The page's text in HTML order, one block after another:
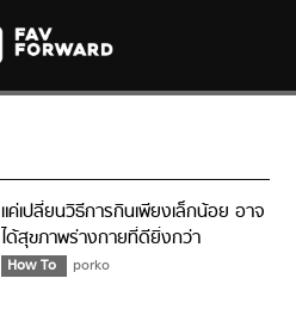
แค่เปลี่ยนวิธีการกินเพียงเล็กน้อย อาจ
ได้สุขภาพร่างกายที่ดียิ่งกว่า
How To porko